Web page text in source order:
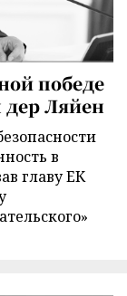
победе
дер Ляйен
в
главу ЕК